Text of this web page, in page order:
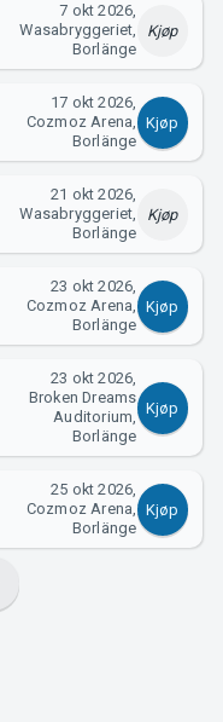
7 okt 2026,
Wasabryggeriet,
Borlänge
Kjøp
17 okt 2026,
Cozmoz Arena,
Borlänge
Kjøp
21 okt 2026,
Wasabryggeriet,
Borlänge
Kjøp
23 okt 2026,
Cozmoz Arena,
Borlänge
Kjøp
23 okt 2026,
Broken Dreams
Auditorium,
Borlänge
Kjøp
25 okt 2026,
Cozmoz Arena,
Borlänge
Kjøp